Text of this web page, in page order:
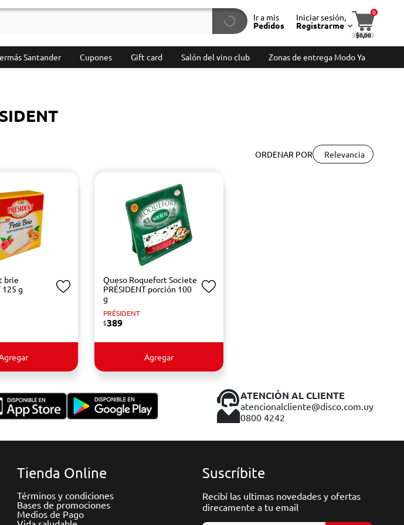
Ir a mis
Pedidos
Iniciar sesión,
Registrarme
0
$0,00
Santander Cupones Gift card Salón del vino club Zonas de entrega Modo Ya
ORDENAR POR Relevancia
brie
125 g
Agregar
Queso Roquefort Societe
PRÉSIDENT porción 100
g
PRÉSIDENT
$389
Agregar
ATENCIÓN AL CLIENTE
atencionalcliente@disco.com.uy
0800 4242
Tienda Online
Términos y condiciones
Bases de promociones
Medios de Pago
Suscríbite
Recibí las ultimas novedades y ofertas
direcamente a tu email